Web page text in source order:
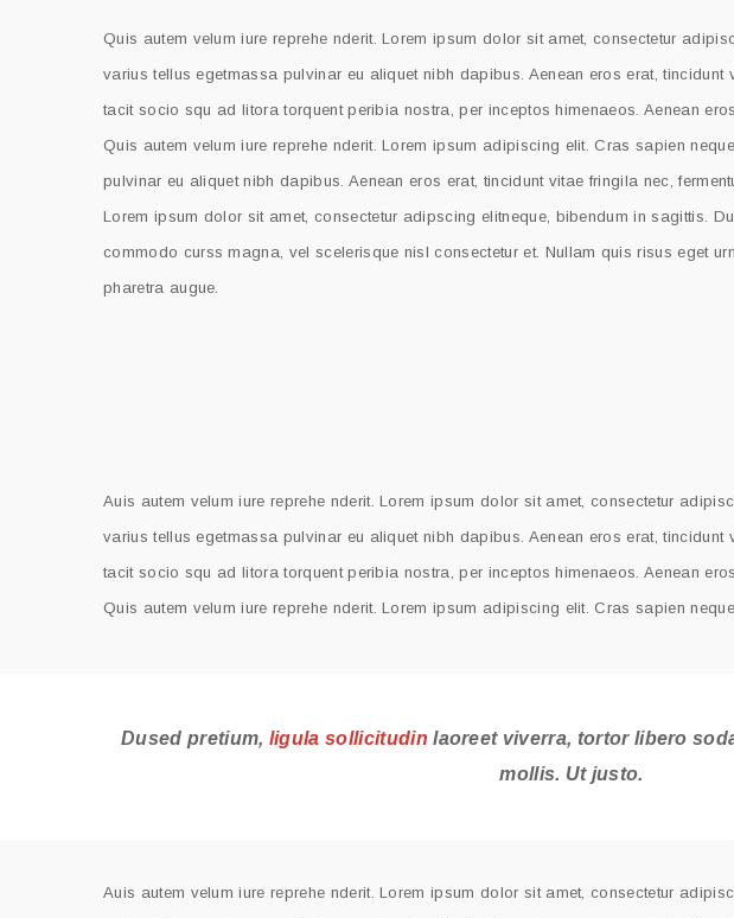
Quis autem velum iure reprehe nderit. Lorem ipsum dolor sit amet, consectetur
varius tellus egetmassa pulvinar eu aliquet nibh dapibus. Aenean eros erat, tincidunt
tacit socio squ ad litora torquent peribia nostra, per inceptos himenaeos. Aenean
Quis autem velum iure reprehe nderit. Lorem ipsum adipiscing elit. Cras sapien
pulvinar eu aliquet nibh dapibus. Aenean eros erat, tincidunt vitae fringila nec,
Lorem ipsum dolor sit amet, consectetur adipscing elitneque, bibendum in sagittis.
commodo curss magna, vel scelerisque nisl consectetur et. Nullam quis risus eget
pharetra augue.
Auis autem velum iure reprehe nderit. Lorem ipsum dolor sit amet, consectetur
varius tellus egetmassa pulvinar eu aliquet nibh dapibus. Aenean eros erat, tincidunt
tacit socio squ ad litora torquent peribia nostra, per inceptos himenaeos. Aenean
Quis autem velum iure reprehe nderit. Lorem ipsum adipiscing elit. Cras sapien
Dused pretium, ligula sollicitudin laoreet viverra, tortor libero
mollis. Ut justo.
Auis autem velum iure reprehe nderit. Lorem ipsum dolor sit amet, consectetur